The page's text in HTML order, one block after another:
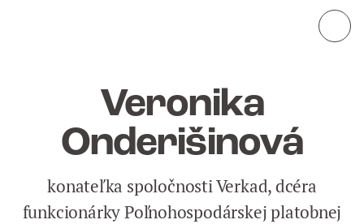
Veronika
Onderišinová
konateľka spoločnosti Verkad, dcéra
funkcionárky Poľnohospodárskej platobnej